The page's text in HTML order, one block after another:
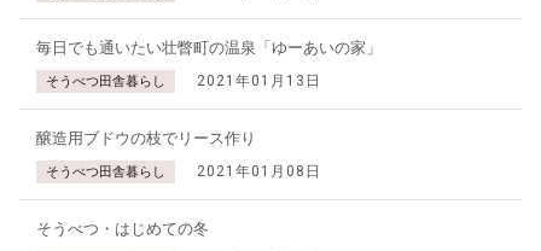
毎日でも通いたい壮瞥町の温泉「ゆーあいの家」
そうべつ田舎暮らし 2021年01月13日
醸造用ブドウの枝でリース作り
そうべつ田舎暮らし 2021年01月08日
そうべつ・はじめての冬